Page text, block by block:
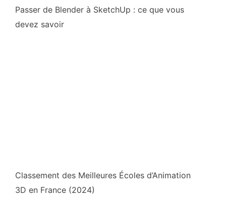
Passer de Blender à SketchUp : ce que vous
devez savoir
Classement des Meilleures Écoles d’Animation
3D en France (2024)